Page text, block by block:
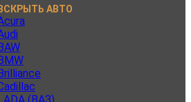
ВСКРЫТЬ АВТО